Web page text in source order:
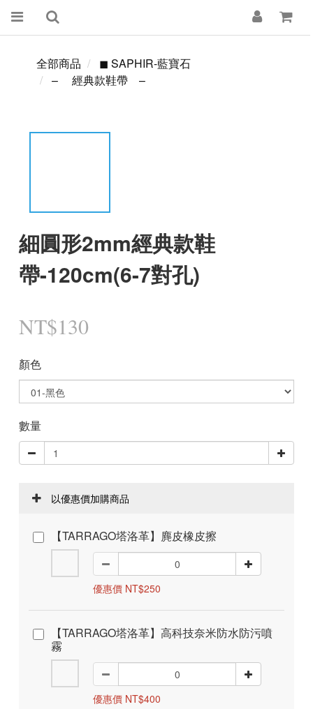
全部商品
◼ SAPHIR-藍寶石
– 經典款鞋帶 –
細圓形2mm經典款鞋
帶-120cm(6-7對孔)
NT$130
顏色
數量
以優惠價加購商品
【TARRAGO塔洛革】麂皮橡皮擦
優惠價 NT$250
【TARRAGO塔洛革】高科技奈米防水防污噴
霧
優惠價 NT$400